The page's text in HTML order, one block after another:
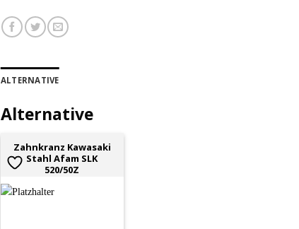
ALTERNATIVE
Alternative
Zahnkranz Kawasaki
Stahl Afam SLK
520/50Z